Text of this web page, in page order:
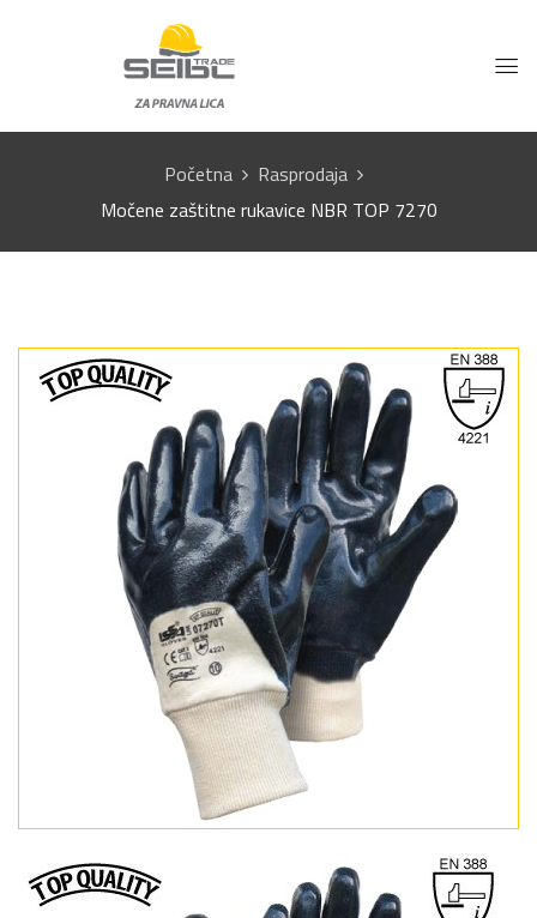
Početna
Rasprodaja
Močene zaštitne rukavice NBR TOP 7270